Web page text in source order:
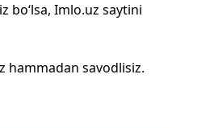
bo‘lsa, Imlo.uz saytini
hammadan savodlisiz.